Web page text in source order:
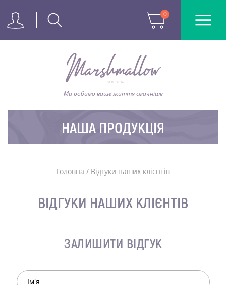
0
Ми робимо ваше життя смачніше
НАША ПРОДУКЦІЯ
Головна / Відгуки наших клієнтів
ВІДГУКИ НАШИХ КЛІЄНТІВ
ЗАЛИШИТИ ВІДГУК